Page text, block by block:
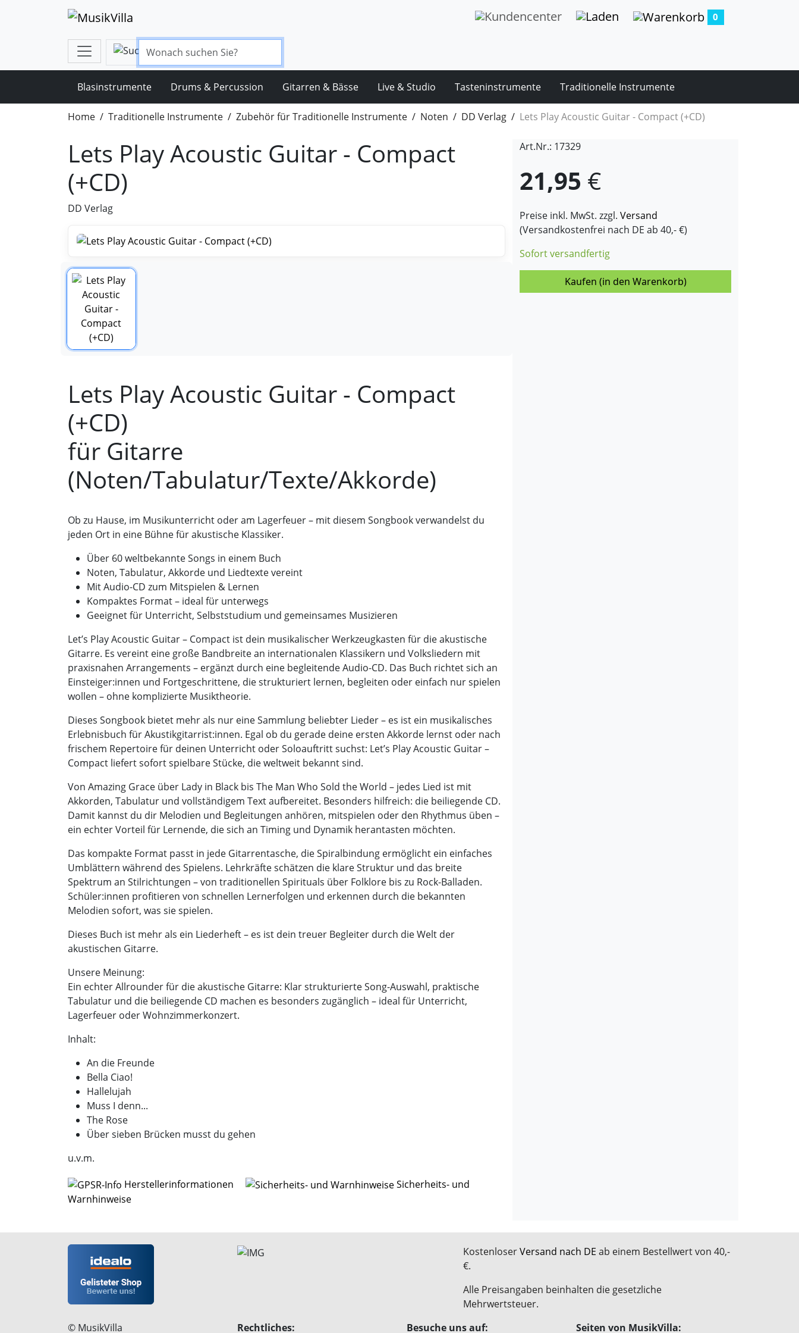
0
Blasinstrumente Drums & Percussion Gitarren & Bässe Live & Studio Tasteninstrumente Traditionelle Instrumente
Home Traditionelle Instrumente Zubehör für Traditionelle Instrumente Noten DD Verlag Lets Play Acoustic Guitar - Compact (+CD)
Lets Play Acoustic Guitar - Compact
(+CD)
DD Verlag
Lets Play Acoustic Guitar - Compact
(+CD)
für Gitarre
(Noten/Tabulatur/Texte/Akkorde)
Ob zu Hause, im Musikunterricht oder am Lagerfeuer – mit diesem Songbook verwandelst du
jeden Ort in eine Bühne für akustische Klassiker.
Über 60 weltbekannte Songs in einem Buch
Noten, Tabulatur, Akkorde und Liedtexte vereint
Mit Audio-CD zum Mitspielen & Lernen
Kompaktes Format – ideal für unterwegs
Geeignet für Unterricht, Selbststudium und gemeinsames Musizieren
Let’s Play Acoustic Guitar – Compact ist dein musikalischer Werkzeugkasten für die akustische
Gitarre. Es vereint eine große Bandbreite an internationalen Klassikern und Volksliedern mit
praxisnahen Arrangements – ergänzt durch eine begleitende Audio-CD. Das Buch richtet sich an
Einsteiger:innen und Fortgeschrittene, die strukturiert lernen, begleiten oder einfach nur spielen
wollen – ohne komplizierte Musiktheorie.
Dieses Songbook bietet mehr als nur eine Sammlung beliebter Lieder – es ist ein musikalisches
Erlebnisbuch für Akustikgitarrist:innen. Egal ob du gerade deine ersten Akkorde lernst oder nach
frischem Repertoire für deinen Unterricht oder Soloauftritt suchst: Let’s Play Acoustic Guitar –
Compact liefert sofort spielbare Stücke, die weltweit bekannt sind.
Von Amazing Grace über Lady in Black bis The Man Who Sold the World – jedes Lied ist mit
Akkorden, Tabulatur und vollständigem Text aufbereitet. Besonders hilfreich: die beiliegende CD.
Damit kannst du dir Melodien und Begleitungen anhören, mitspielen oder den Rhythmus üben –
ein echter Vorteil für Lernende, die sich an Timing und Dynamik herantasten möchten.
Das kompakte Format passt in jede Gitarrentasche, die Spiralbindung ermöglicht ein einfaches
Umblättern während des Spielens. Lehrkräfte schätzen die klare Struktur und das breite
Spektrum an Stilrichtungen – von traditionellen Spirituals über Folklore bis zu Rock-Balladen.
Schüler:innen profitieren von schnellen Lernerfolgen und erkennen durch die bekannten
Melodien sofort, was sie spielen.
Dieses Buch ist mehr als ein Liederheft – es ist dein treuer Begleiter durch die Welt der
akustischen Gitarre.
Unsere Meinung:
Ein echter Allrounder für die akustische Gitarre: Klar strukturierte Song-Auswahl, praktische
Tabulatur und die beiliegende CD machen es besonders zugänglich – ideal für Unterricht,
Lagerfeuer oder Wohnzimmerkonzert.
Inhalt:
An die Freunde
Bella Ciao!
Hallelujah
Muss I denn...
The Rose
Über sieben Brücken musst du gehen
u.v.m.
Herstellerinformationen
Sicherheits- und
Warnhinweise
Art.Nr.: 17329
21,95 €
Preise inkl. MwSt. zzgl. Versand
(Versandkostenfrei nach DE ab 40,- €)
Sofort versandfertig
Kaufen (in den Warenkorb)
KostenloserVersand nach DE ab einem Bestellwert von 40,-
€.
Alle Preisangaben beinhalten die gesetzliche
Mehrwertsteuer.
© MusikVilla
Rechtliches: Besuche uns auf: Seiten von MusikVilla: